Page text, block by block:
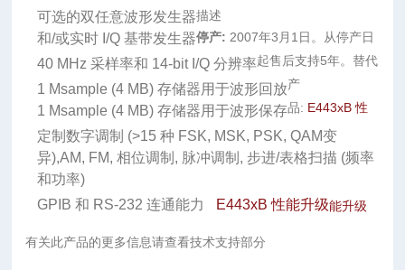
可选的双任意波形发生器
和/或实时 I/Q 基带发生器
40 MHz 采样率和 14-bit I/Q 分辨率
1 Msample (4 MB) 存储器用于波形回放
1 Msample (4 MB) 存储器用于波形保存
定制数字调制 (>15 种 FSK, MSK, PSK, QAM变
异),AM, FM, 相位调制, 脉冲调制, 步进/表格扫描 (频率
和功率)
GPIB 和 RS-232 连通能力
E443xB 性能升级
描述
停产: 2007年3月1日。从停产日
起售后支持5年。替代
产
品: E443xB性
能升级
有关此产品的更多信息请查看技术支持部分